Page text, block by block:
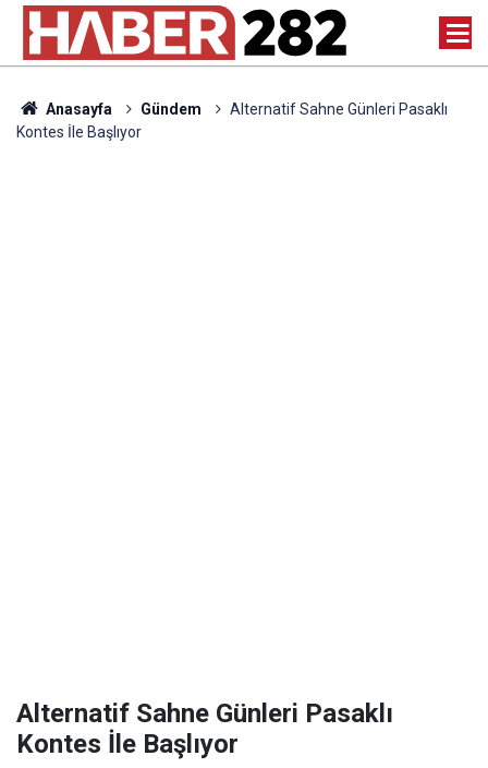
Anasayfa Gündem
Alternatif Sahne Günleri Pasaklı
Kontes İle Başlıyor
Alternatif Sahne Günleri Pasaklı
Kontes İle Başlıyor